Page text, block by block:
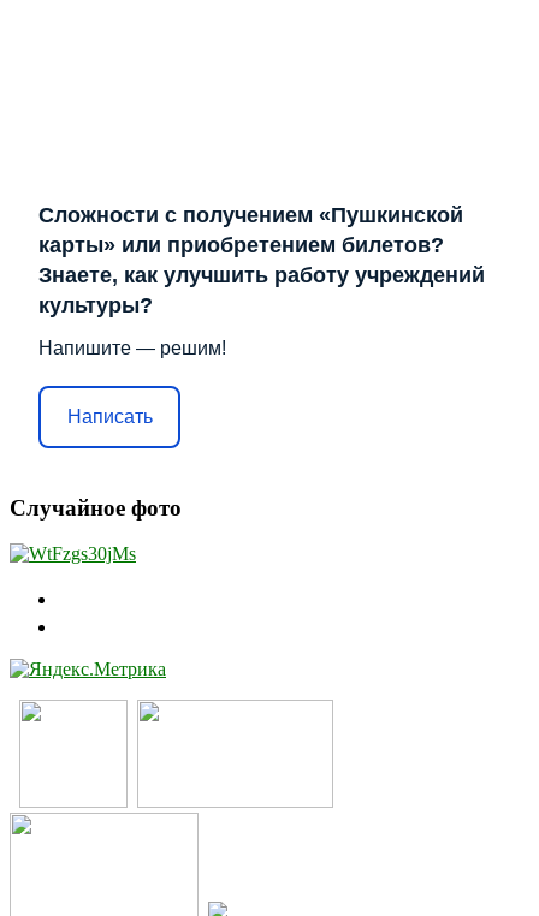
Сложности с получением «Пушкинской
карты» или приобретением билетов?
Знаете, как улучшить работу учреждений
культуры?
Напишите — решим!
Написать
Случайное фото